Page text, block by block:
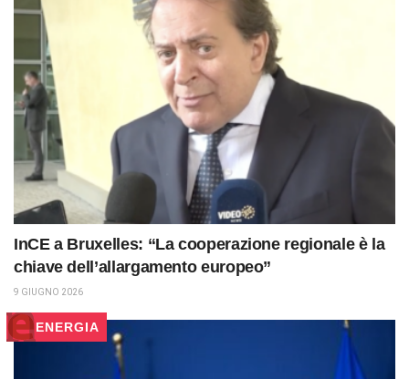
InCE a Bruxelles: “La cooperazione regionale è la
chiave dell’allargamento europeo”
9 GIUGNO 2026
ENERGIA